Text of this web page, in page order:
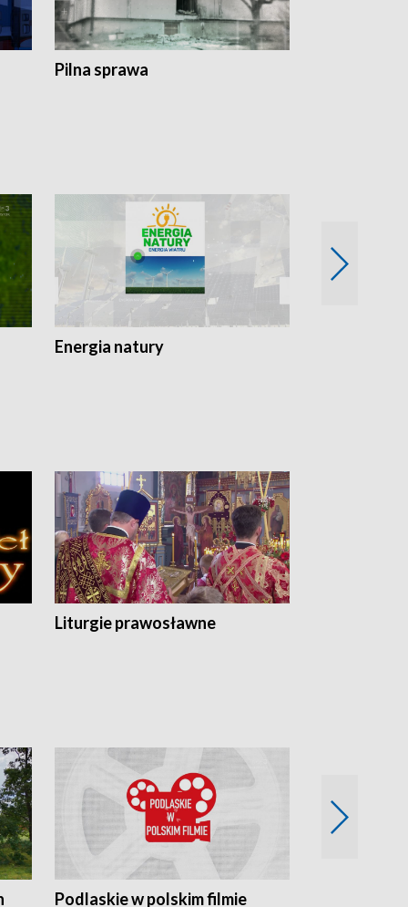
Pilna sprawa
Energia natury
Liturgie prawosławne
Podlaskie w polskim filmie